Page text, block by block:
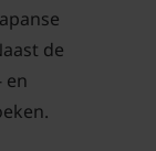
boom of
in pot
'Garnet'
de
en